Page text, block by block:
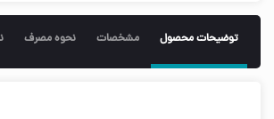
آنتی تارتار
جلوگیری از تحلیل و فرسایش مینای دندان
رفع بوی نامطبوع دهان
توضیحات محصول مشخصات نحوه مصرف